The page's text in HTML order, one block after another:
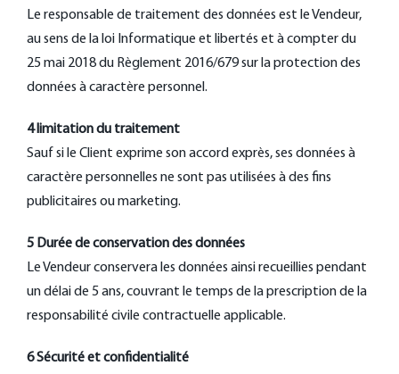
Le responsable de traitement des données est le Vendeur,
au sens de la loi Informatique et libertés et à compter du
25 mai 2018 du Règlement 2016/679 sur la protection des
données à caractère personnel.
4 limitation du traitement
Sauf si le Client exprime son accord exprès, ses données à
caractère personnelles ne sont pas utilisées à des fins
publicitaires ou marketing.
5 Durée de conservation des données
Le Vendeur conservera les données ainsi recueillies pendant
un délai de 5 ans, couvrant le temps de la prescription de la
responsabilité civile contractuelle applicable.
6 Sécurité et confidentialité